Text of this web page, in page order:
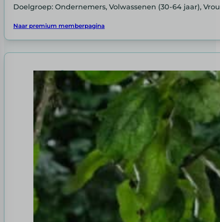
Doelgroep: Ondernemers, Volwassenen (30-64 jaar),
Naar premium memberpagina